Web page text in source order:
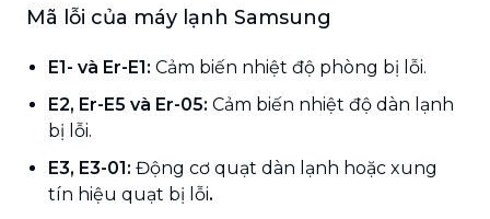
Mã lỗi của máy lạnh Samsung
E1- và Er-E1: Cảm biến nhiệt độ phòng bị lỗi.
E2, Er-E5 và Er-05: Cảm biến nhiệt độ dàn lạnh
bị lỗi.
E3, E3-01: Động cơ quạt dàn lạnh hoặc xung
tín hiệu quạt bị lỗi.